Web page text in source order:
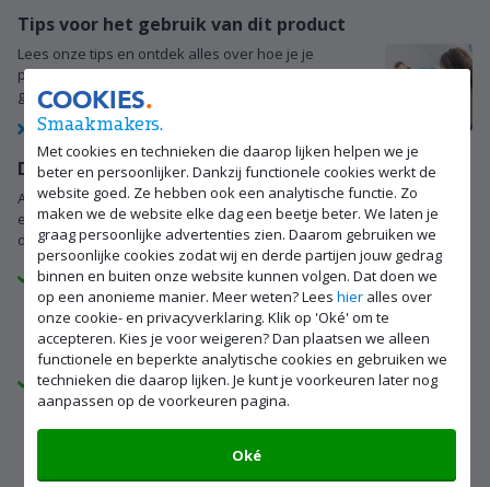
COOKIES
Smaakmakers.
Met cookies en technieken die daarop lijken helpen we je
beter en persoonlijker. Dankzij functionele cookies werkt de
website goed. Ze hebben ook een analytische functie. Zo
maken we de website elke dag een beetje beter. We laten je
graag persoonlijke advertenties zien. Daarom gebruiken we
persoonlijke cookies zodat wij en derde partijen jouw gedrag
binnen en buiten onze website kunnen volgen. Dat doen we
op een anonieme manier. Meer weten? Lees hieralles over
onze cookie- en privacyverklaring. Klik op 'Oké' om te
accepteren. Kies je voor weigeren? Dan plaatsen we alleen
functionele en beperkte analytische cookies en gebruiken we
technieken die daarop lijken. Je kunt je voorkeuren later nog
aanpassen op de voorkeuren pagina.
Oké
Tips voor het gebruik van dit product
Lees onze tips en ontdek alles over hoe je je
product installeert en op de beste manier
gebruikt.
Bekijk alle ondersteuning
De voordelen van je was-droogcombinatie huren
Als je deze was-droogcombinatie huurt, draai je morgen al jouw
eerste was. Je betaalt vandaag alleen de eenmalige kosten en
daarna betaal je een vast bedrag huur per maand.
Vast bedrag per maand
Je betaalt maandelijks een vast bedrag per maand voor de was-
droogcombinatie. Zonder onverwachte kosten voor reparatie of
andere services. Zo weet je altijd waar je aan toe bent.
Ultiem gemak
We bezorgen de was-droogcombinatie op de afgesproken dag
bij je thuis. Is de was-droogcombinatie kapot of werkt hij niet
naar wens? Dan repareren of vervangen we hem binnen twee
werkdagen kosteloos.